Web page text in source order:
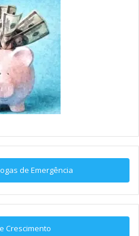
de Emergência
Crescimento